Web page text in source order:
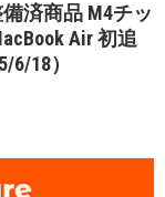
済商品 M4チッ
Air 初追
6/18）